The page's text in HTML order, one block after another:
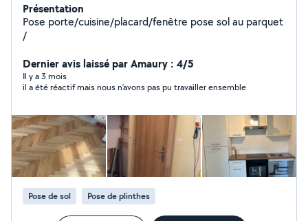
Présentation
Pose porte/cuisine/placard/fenêtre pose sol au parquet
/
Dernier avis laissé par Amaury : 4/5
Il y a 3 mois
il a été réactif mais nous n’avons pas pu travailler ensemble
Pose de sol Pose de plinthes